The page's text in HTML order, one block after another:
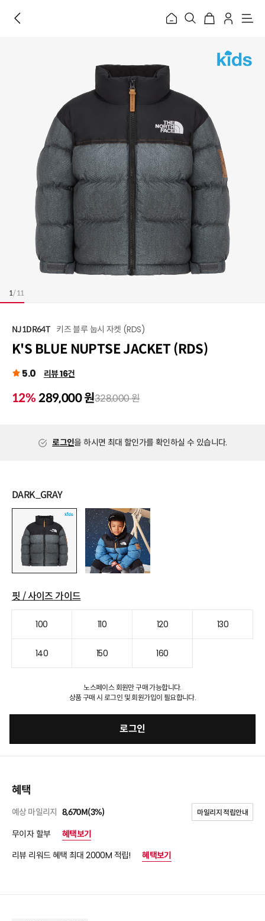
홈
메
1/11
NJ1DR64T 키즈 블루 눕시 자켓 (RDS)
K'S BLUE NUPTSE JACKET (RDS)
5.0 리뷰 16건
12% 289,000 원328,000 원
로그인을 하시면 최대 할인가를 확인하실 수 있습니다.
DARK_GRAY
핏 / 사이즈 가이드
100 110 120 130
140 150 160
노스페이스 회원만 구매 가능합니다.
상품 구매 시 로그인 및 회원가입이 필요합니다.
로그인
혜택
예상 마일리지 8,670M(3%) 마일리지 적립안내
무이자 할부
혜택보기
리뷰 리워드 혜택 최대 2000M 적립!
혜택보기